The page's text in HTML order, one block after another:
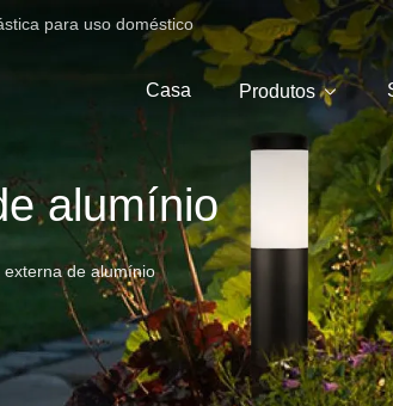
para uso doméstico
Casa Produtos
alumínio
externa de alumínio